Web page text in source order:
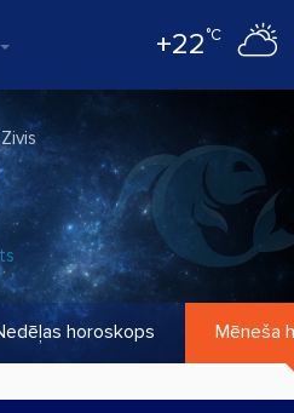
+22°C
Zivis
horoskops Mēneša